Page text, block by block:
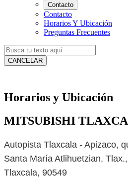
Contacto
Contacto
Horarios Y Ubicación
Preguntas Frecuentes
CANCELAR
Horarios y Ubicación
MITSUBISHI
Autopista Tlaxcala - Apizaco,
Santa María Atlihuetzian,
Tlaxcala, 90549